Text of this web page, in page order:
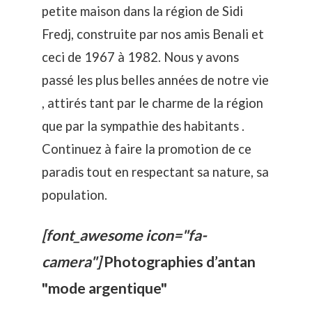
petite maison dans la région de Sidi
Fredj, construite par nos amis Benali et
ceci de 1967 à 1982. Nous y avons
passé les plus belles années de notre vie
, attirés tant par le charme de la région
que par la sympathie des habitants .
Continuez à faire la promotion de ce
paradis tout en respectant sa nature, sa
population.
[font_awesome icon="fa-
camera"]Photographies d’antan
"mode argentique"